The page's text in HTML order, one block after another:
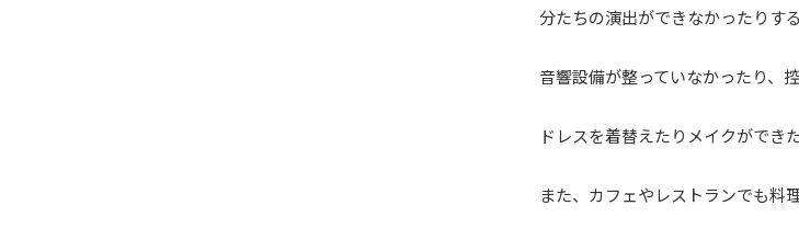
分たちの演出ができなかったりす
音響設備が整っていなかったり、
ドレスを着替えたりメイクができ
また、カフェやレストランでも料